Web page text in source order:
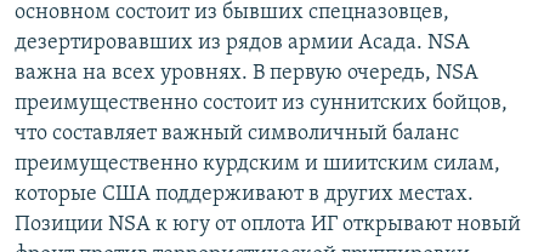
основном состоит из бывших спецназовцев,
дезертировавших из рядов армии Асада. NSA
важна на всех уровнях. В первую очередь, NSA
преимущественно состоит из суннитских бойцов,
что составляет важный символичный баланс
преимущественно курдским и шиитским силам,
которые США поддерживают в других местах.
Позиции NSA к югу от оплота ИГ открывают новый